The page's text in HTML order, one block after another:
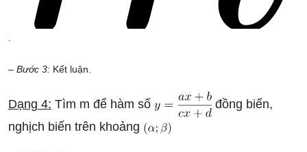
– Bước 3: Kết luận.
Dạng 4: Tìm m để hàm số
đồng biến,
nghịch biến trên khoảng